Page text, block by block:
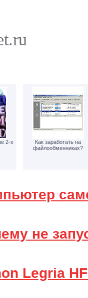
2-х
Как заработать на
файлообменниках?
не
Legria